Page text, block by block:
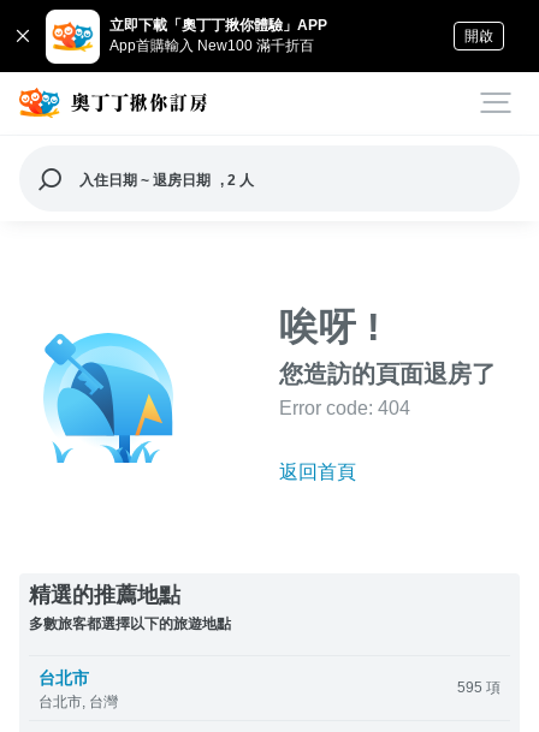
立即下載「奧丁丁揪你體驗」APP
App首購輸入 New100 滿千折百
開啟
入住日期 ~ 退房日期 , 2 人
唉呀 !
您造訪的頁面退房了
Error code: 404
返回首頁
精選的推薦地點
多數旅客都選擇以下的旅遊地點
台北市
台北市, 台灣
595 項